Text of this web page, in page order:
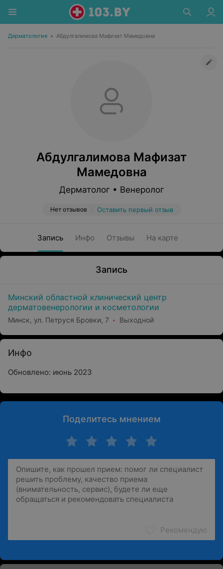
Дерматология • Абдулгалимова Мафизат Мамедовна
Абдулгалимова Мафизат
Мамедовна
Дерматолог • Венеролог
Нет отзывов Оставить первый отзыв
Запись Инфо Отзывы На карте
Запись
Минский областной клинический центр
дерматовенерологии и косметологии
Минск, ул. Петруся Бровки, 7 Выходной
Инфо
Обновлено: июнь 2023
Поделитесь мнением
Рекомендую